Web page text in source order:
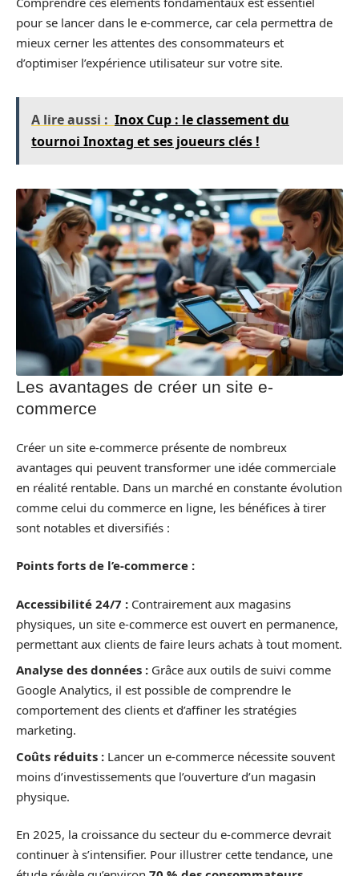
pour se lancer dans le e-commerce, car cela permettra de
mieux cerner les attentes des consommateurs et
d’optimiser l’expérience utilisateur sur votre site.
A lire aussi : Inox Cup : le classement du
tournoi Inoxtag et ses joueurs clés !
Les avantages de créer un site e-
commerce
Créer un site e-commerce présente de nombreux
avantages qui peuvent transformer une idée commerciale
en réalité rentable. Dans un marché en constante évolution
comme celui du commerce en ligne, les bénéfices à tirer
sont notables et diversifiés :
Points forts de l’e-commerce :
Accessibilité 24/7 : Contrairement aux magasins
physiques, un site e-commerce est ouvert en permanence,
permettant aux clients de faire leurs achats à tout moment.
Analyse des données : Grâce aux outils de suivi comme
Google Analytics, il est possible de comprendre le
comportement des clients et d’affiner les stratégies
marketing.
Coûts réduits : Lancer un e-commerce nécessite souvent
moins d’investissements que l’ouverture d’un magasin
physique.
En 2025, la croissance du secteur du e-commerce devrait
continuer à s’intensifier. Pour illustrer cette tendance, une